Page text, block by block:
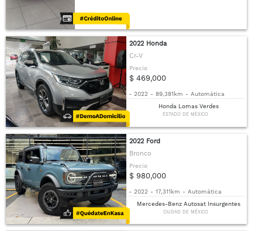
2022 Honda
Cr-V
Precio
$ 469,000
- 2022 - 89,381km - Automática
Honda Lomas Verdes
ESTADO DE MÉXICO
2022 Ford
Bronco
Precio
$ 980,000
- 2022 - 17,311km - Automática
Mercedes-Benz Autosat Insurgentes
CIUDAD DE MÉXICO